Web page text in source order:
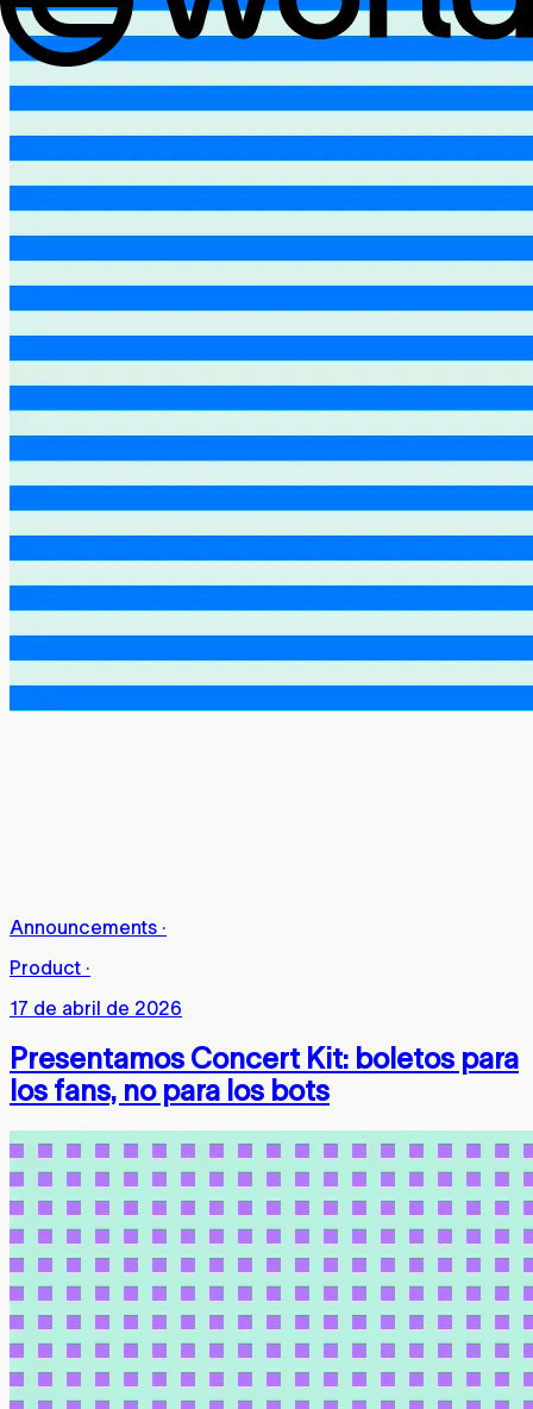
Announcements ·
Product ·
17 de abril de 2026
Presentamos Concert Kit: boletos para
los fans, no para los bots